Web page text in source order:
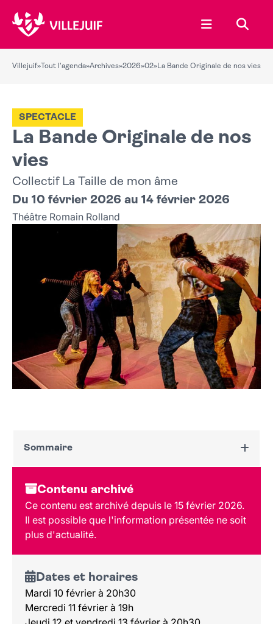
Ouvrir le
Villejuif» Tout l'agenda»Archives»2026»02»La Bande Originale de nos vies
La Bande Originale de nos
vies
SPECTACLE
Collectif La Taille de mon âme
Du 10 février 2026 au 14 février 2026
Théâtre Romain Rolland
Sommaire
Dates et horaires
Au programme
Tarif et réservation
Contenu archivé
Ce contenu est archivé depuis le 15 février 2026.
Il est possible que l'information présentée ne soit
plus d'actualité.
Dates et horaires
Mardi 10 février à 20h30
Mercredi 11 février à 19h